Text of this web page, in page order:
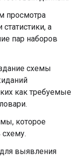
просмотра
а
пар наборов
схемы
как требуемые
которое
выявления